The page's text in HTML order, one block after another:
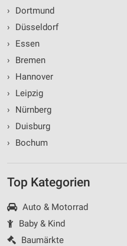
›
Dortmund
›
Düsseldorf
›
Essen
›
Bremen
›
Hannover
›
Leipzig
›
Nürnberg
›
Duisburg
›
Bochum
Top Kategorien
Auto & Motorrad
Baby & Kind
Baumärkte